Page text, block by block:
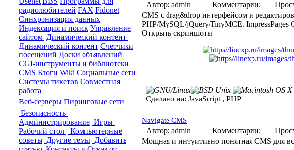
радиолюбителей FAX Fidonet
Синхронизация данных
Индексация и поиск Управление
сайтом Динамический контент
Динамический контент Счетчики
посещений Доски объявлений
CGI-инструменты и библиотеки
CMS Блоги Wiki Социальные сети
Системы тикетов Совместная
работа
Веб-серверы Пиринговые сети
Безопасность
Администрирование Игры
Рабочий стол
Компьютерные
советы Другие темы Добавить
Автор: admin Комментарии:
CMS с drag&drop интерфейсом и
PHP/MySQL/jQuery/TinyMCE. ImpressPages
Открыть скриншоты
Сделано на: JavaScript , PHP
Navigate CMS
Автор: admin Комментарии:
Мощная и интуитивно понятная CMS для